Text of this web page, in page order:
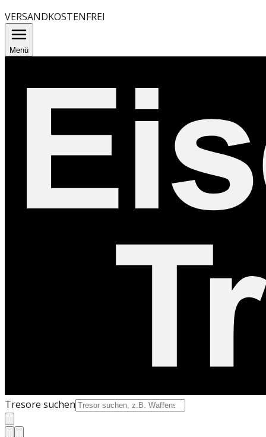
VERSANDKOSTENFREI
Menü
Tresore suchen